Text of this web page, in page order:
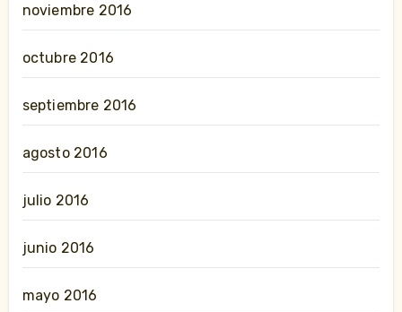
noviembre 2016
octubre 2016
septiembre 2016
agosto 2016
julio 2016
junio 2016
mayo 2016